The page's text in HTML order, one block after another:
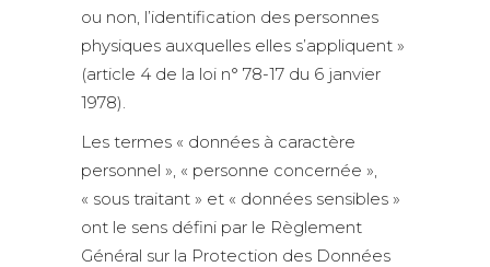
ou non, l’identification des personnes
physiques auxquelles elles s’appliquent »
(article 4 de la loi n° 78-17 du 6 janvier
1978).
Les termes « données à caractère
personnel », « personne concernée »,
« sous traitant » et « données sensibles »
ont le sens défini par le Règlement
Général sur la Protection des Données